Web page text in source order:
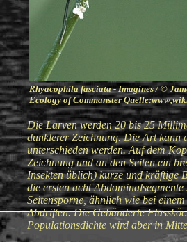
Rhyacophila fasciata - Imagines / ©
Ecology of Commanster
Die Larven werden 20 bis 25
dunklerer Zeichnung. Die Art kann
unterschieden werden. Auf dem
Zeichnung und an den Seiten ein
Insekten üblich) kurze und kräftige
die ersten acht
Seitensporne, ähnlich wie bei
Abdriften. Die Gebänderte
Populationsdichte wird aber in